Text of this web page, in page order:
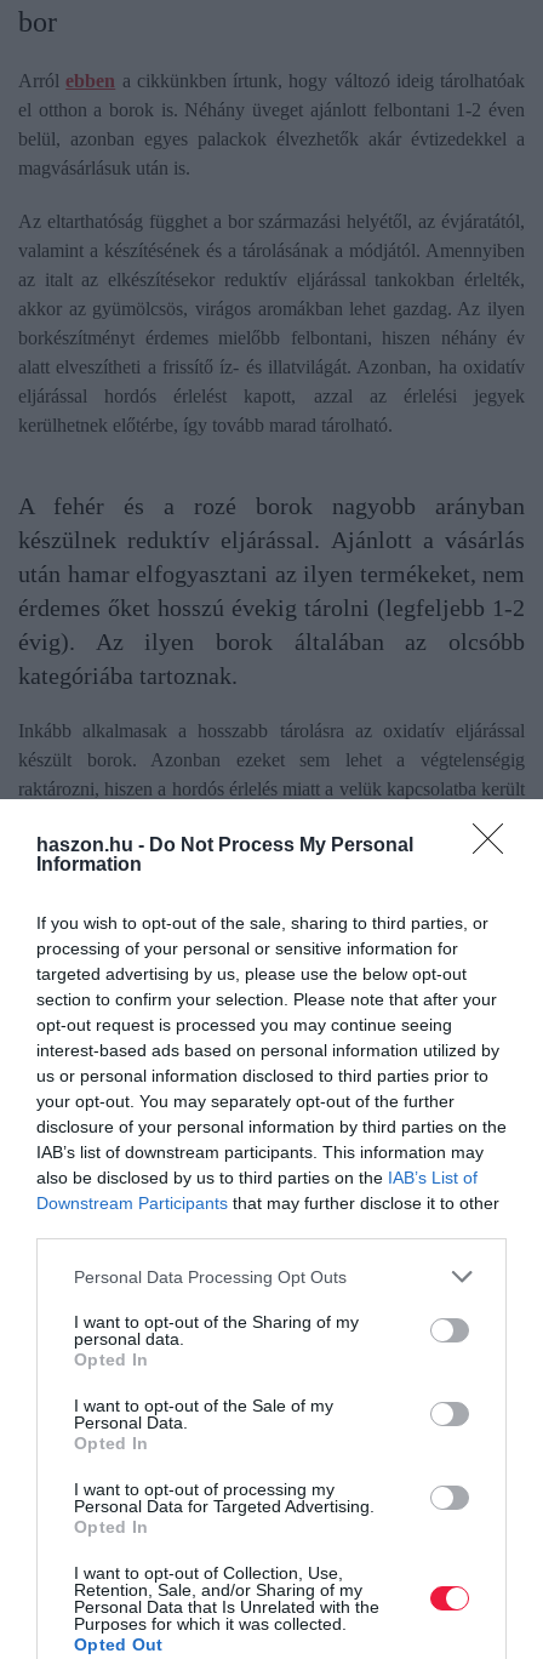
haszon.hu - Do Not Process My Personal
Information
If you wish to opt-out of the sale, sharing to third parties, or
processing of your personal or sensitive information for
targeted advertising by us, please use the below opt-out
section to confirm your selection. Please note that after your
opt-out request is processed you may continue seeing
interest-based ads based on personal information utilized by
us or personal information disclosed to third parties prior to
your opt-out. You may separately opt-out of the further
disclosure of your personal information by third parties on the
IAB’s list of downstream participants. This information may
also be disclosed by us to third parties on the IAB’s List of
Downstream Participants that may further disclose it to other
Please note that this website/app uses one or more Google
not limited to your visit or usage behaviour. You may click to
grant or deny consent to Google and its third-party tags to
use your data for below specified purposes in below Google
consent section.
Personal Data Processing Opt Outs
I want to opt-out of the Sharing of my
personal data.
Opted In
I want to opt-out of the Sale of my
Personal Data.
Opted In
I want to opt-out of processing my
Personal Data for Targeted Advertising.
Opted In
I want to opt-out of Collection, Use,
Retention, Sale, and/or Sharing of my
Personal Data that Is Unrelated with the
Purposes for which it was collected.
Opted Out
bor
Arról ebben a cikkünkben írtunk, hogy változó ideig tárolhatóak
el otthon a borok is. Néhány üveget ajánlott felbontani 1-2 éven
belül, azonban egyes palackok élvezhetők akár évtizedekkel a
magvásárlásuk után is.
Az eltarthatóság függhet a bor származási helyétől, az évjáratától,
valamint a készítésének és a tárolásának a módjától. Amennyiben
az italt az elkészítésekor reduktív eljárással tankokban érlelték,
akkor az gyümölcsös, virágos aromákban lehet gazdag. Az ilyen
borkészítményt érdemes mielőbb felbontani, hiszen néhány év
alatt elveszítheti a frissítő íz- és illatvilágát. Azonban, ha oxidatív
eljárással hordós érlelést kapott, azzal az érlelési jegyek
kerülhetnek előtérbe, így tovább marad tárolható.
A fehér és a rozé borok nagyobb arányban
készülnek reduktív eljárással. Ajánlott a vásárlás
után hamar elfogyasztani az ilyen termékeket, nem
érdemes őket hosszú évekig tárolni (legfeljebb 1-2
évig). Az ilyen borok általában az olcsóbb
kategóriába tartoznak.
Inkább alkalmasak a hosszabb tárolásra az oxidatív eljárással
készült borok. Azonban ezeket sem lehet a végtelenségig
raktározni, hiszen a hordós érlelés miatt a velük kapcsolatba került
Általában a magasabb tannintartalmú vörösborok
alkalmasak a hosszabb idejű tárolásra. Ez nagyjából 5-6 évet
izgalmasok és kellemesek maradhatnak az italok.
Emellett, ha egy (nem érdes) bor magas alkoholtartalommal
rendelkezik, az jellemzően tovább eláll. A magasabb alkoholhoz
leginkább több cukorra van szükség a szőlőszemekben, amelynek
mértéke nagyban függ az adott év időjárásától.
A magas maradékcukor-tartalmú borok is (mint
például a kései szüretelésű borok és az aszúk),
eláll, amíg egy öt-hat puttonyos aszú, vagy egy
aszúesszencia ennél jóval tovább tárolható.
pálinka eltarthatóság italok minőség